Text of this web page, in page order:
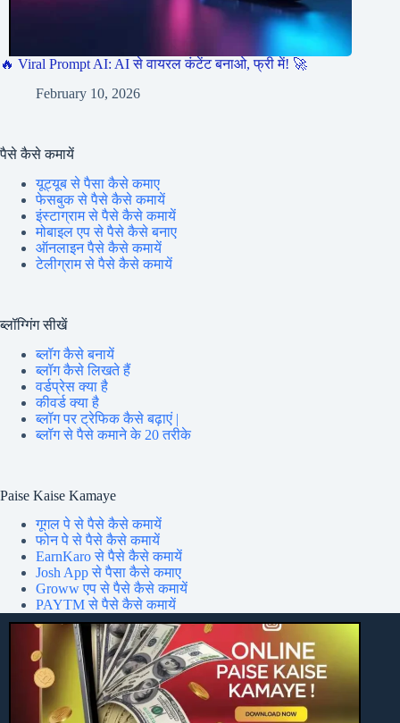
🔥 Viral Prompt AI: AI से वायरल कंटेंट बनाओ, फ्री में! 🚀
February 10, 2026
पैसे कैसे कमायें
यूट्यूब से पैसा कैसे कमाए
फेसबुक से पैसे कैसे कमायें
इंस्टाग्राम से पैसे कैसे कमायें
मोबाइल एप से पैसे कैसे बनाए
ऑनलाइन पैसे कैसे कमायें
टेलीग्राम से पैसे कैसे कमायें
ब्लॉग्गिंग सीखें
ब्लॉग कैसे बनायें
ब्लॉग कैसे लिखते हैं
वर्डप्रेस क्या है
कीवर्ड क्या है
ब्लॉग पर ट्रेफिक कैसे बढ़ाएं |
ब्लॉग से पैसे कमाने के 20 तरीके
Paise Kaise Kamaye
गूगल पे से पैसे कैसे कमायें
फोन पे से पैसे कैसे कमायें
EarnKaro से पैसे कैसे कमायें
Josh App से पैसा कैसे कमाए
Groww एप से पैसे कैसे कमायें
PAYTM से पैसे कैसे कमायें